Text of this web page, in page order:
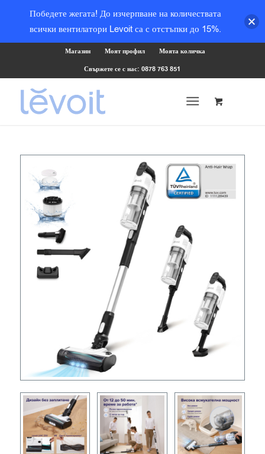
Магазин Моят профил
Моята количка
Свържете се с нас: 0878 763 851
Победете жегата! До изчерпване на количествата
всички вентилатори Levoit са с отстъпки до 15%.